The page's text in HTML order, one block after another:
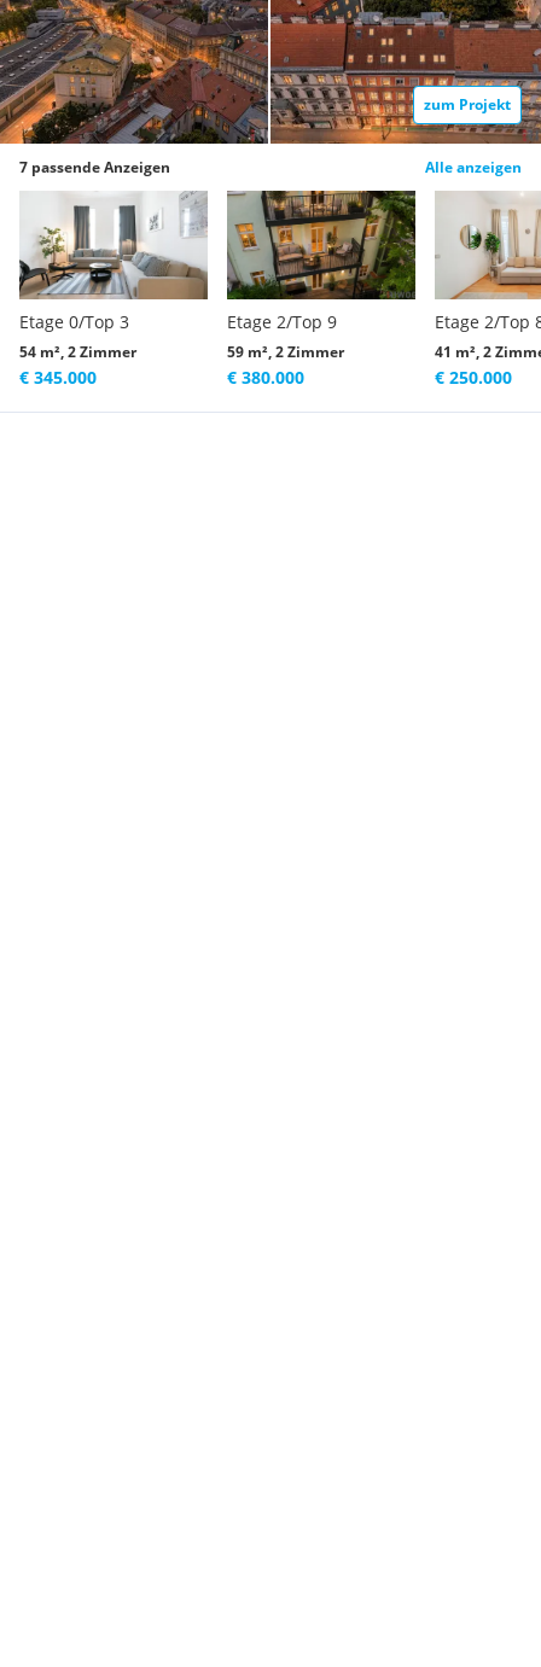
zum Projekt
7 passende Anzeigen Alle anzeigen
Etage 0/Top 3
54 m², 2 Zimmer
€ 345.000
Etage 2/Top 9
59 m², 2 Zimmer
€ 380.000
Etage 2/Top
41 m², 2
€ 250.000